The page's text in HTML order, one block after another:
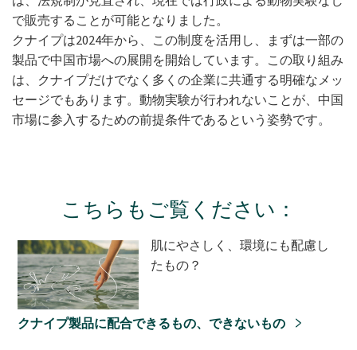
で販売することが可能となりました。
クナイプは2024年から、この制度を活用し、まずは一部の
製品で中国市場への展開を開始しています。この取り組み
は、クナイプだけでなく多くの企業に共通する明確なメッ
セージでもあります。動物実験が行われないことが、中国
市場に参入するための前提条件であるという姿勢です。
こちらもご覧ください：
肌にやさしく、環境にも配慮し
たもの？
クナイプ製品に配合できるもの、できないもの